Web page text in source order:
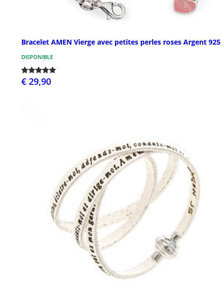
Bracelet AMEN Vierge avec petites perles roses Argent 925
DISPONIBLE
€ 29,90